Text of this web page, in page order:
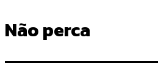
Não perca